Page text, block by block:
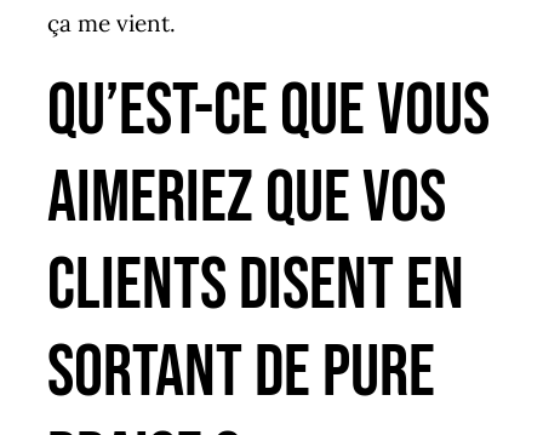
ça me vient.
Qu’est-ce que vous
aimeriez que vos
clients disent en
sortant de Pure